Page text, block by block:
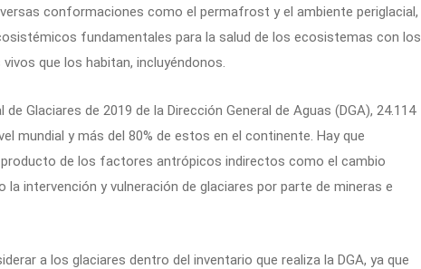
conformaciones como el permafrost y el ambiente periglacial,
fundamentales para la salud de los ecosistemas con los
que los habitan, incluyéndonos.
Glaciares de 2019 de la Dirección General de Aguas (DGA), 24.114
mundial y más del 80% de estos en el continente. Hay que
de los factores antrópicos indirectos como el cambio
intervención y vulneración de glaciares por parte de mineras e
a los glaciares dentro del inventario que realiza la DGA, ya que